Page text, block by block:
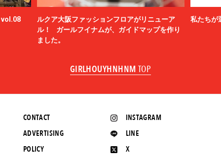
vol.08
ルクア大阪ファッションフロアがリニューア
ル！ ガールフイナムが、ガイドマップを作り
ました。
私たちが
GIRLHOUYHNHNM TOP
INSTAGRAM
LINE
X
CONTACT
ADVERTISING
POLICY